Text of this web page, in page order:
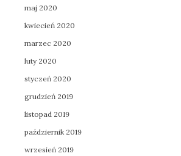
maj 2020
kwiecień 2020
marzec 2020
luty 2020
styczeń 2020
grudzień 2019
listopad 2019
październik 2019
wrzesień 2019